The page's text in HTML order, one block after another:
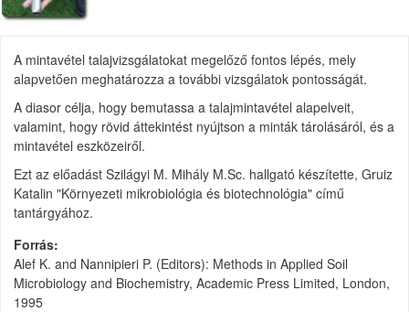
A mintavétel talajvizsgálatokat megelőző fontos lépés, mely
alapvetően meghatározza a további vizsgálatok pontosságát.
A diasor célja, hogy bemutassa a talajmintavétel alapelveit,
valamint, hogy rövid áttekintést nyújtson a minták tárolásáról, és a
mintavétel eszközeiről.
Ezt az előadást Szilágyi M. Mihály M.Sc. hallgató készítette, Gruiz
Katalin "Környezeti mikrobiológia és biotechnológia" című
tantárgyához.
Forrás
Alef K. and Nannipieri P. (Editors): Methods in Applied Soil
Microbiology and Biochemistry, Academic Press Limited, London,
1995